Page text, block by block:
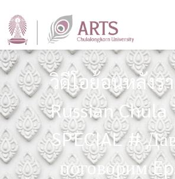
วิดีโอย้อนหลังร
Russian Chula
SPECIAL #
поговорим